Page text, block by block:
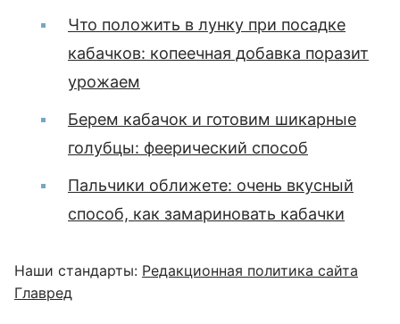
Что положить в лунку при посадке
кабачков: копеечная добавка поразит
урожаем
Берем кабачок и готовим шикарные
голубцы: феерический способ
Пальчики оближете: очень вкусный
способ, как замариновать кабачки
Наши стандарты: Редакционная политика сайта
Главред